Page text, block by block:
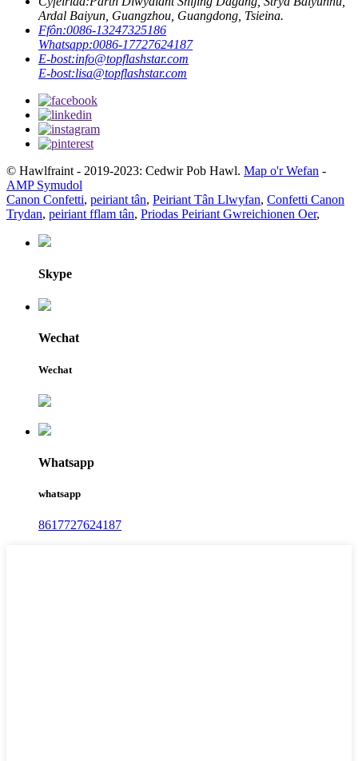
Ardal Baiyun, Guangzhou, Guangdong, Tsieina.
Ffôn:0086-13247325186
Whatsapp:0086-17727624187
E-bost:info@topflashstar.com
E-bost:lisa@topflashstar.com
© Hawlfraint - 2019-2023: Cedwir Pob Hawl. Map o'r Wefan -
AMP Symudol
Canon Confetti, peiriant tân, Peiriant Tân Llwyfan, Confetti Canon
Trydan, peiriant fflam tân, Priodas Peiriant Gwreichionen Oer,
Skype
Wechat
Wechat
Whatsapp
whatsapp
8617727624187